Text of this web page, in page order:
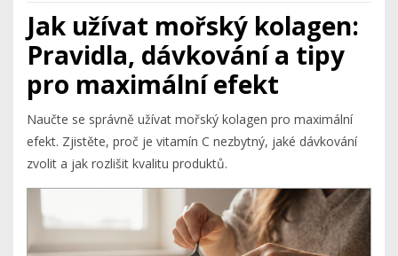
Jak užívat mořský kolagen:
Pravidla, dávkování a tipy
pro maximální efekt
Naučte se správně užívat mořský kolagen pro maximální
efekt. Zjistěte, proč je vitamín C nezbytný, jaké dávkování
zvolit a jak rozlišit kvalitu produktů.